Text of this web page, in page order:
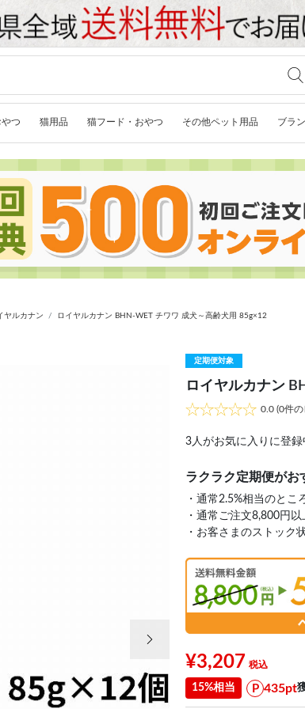
つ 猫用品 猫フード・おやつ その他ペット用品 ブラ
ヤルカナン ロイヤルカナン BHN-WET チワワ 成犬～高齢犬用 85g×12
定期便対象
ロイヤルカナン
0.0 (0件
3人がお気に入りに登録
ラクラク定期便がお
・通常2.5%相当のとこ
・通常ご注文8,800円以
・お客さまのストック
¥3,207
15%相当 435pt